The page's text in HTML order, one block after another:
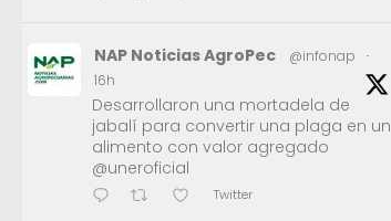
NAP Noticias AgroPec @infonap
·
16h
Desarrollaron una mortadela de
jabalí para convertir una plaga en un
alimento con valor agregado
@uneroficial
Twitter